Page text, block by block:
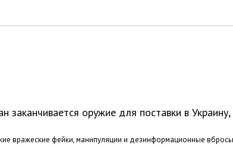
заканчивается оружие для поставки в Украину,
вражеские фейки, манипуляции и дезинформационные